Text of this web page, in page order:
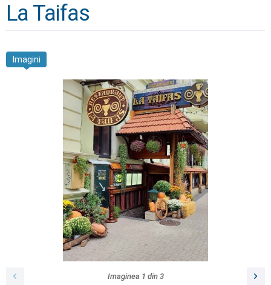
La Taifas
Imagini
Imaginea 1 din 3